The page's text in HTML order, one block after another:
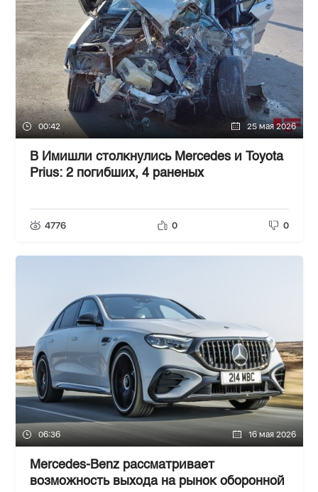
00:42 25 мая 2026
В Имишли столкнулись Mercedes и Toyota
Prius: 2 погибших, 4 раненых
4776 0 0
06:36 16 мая 2026
Mercedes-Benz рассматривает
возможность выхода на рынок оборонной